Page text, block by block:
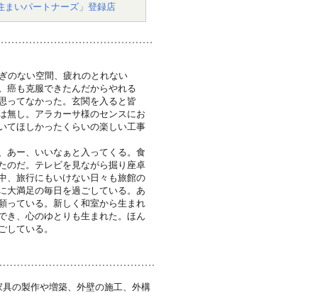
まいパートナーズ」登録店
のない空間、疲れのとれない
癌も克服できたんだからやれる
ってなかった。玄関を入ると皆
無し。アラカーサ様のセンスにお
てほしかったくらいの楽しい工事
あー、いいなぁと入ってくる。食
のだ。テレビを見ながら掘り座卓
、旅行にもいけない日々も旅館の
大満足の毎日を過ごしている。あ
っている。新しく和室から生まれ
き、心のゆとりも生まれた。ほん
ている。
の製作や増築、外壁の施工、外構